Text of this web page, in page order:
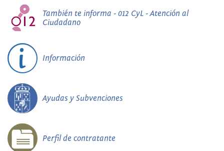
También te informa - 012 CyL - Atención al
Ciudadano
Información
Ayudas y Subvenciones
Perfil de contratante